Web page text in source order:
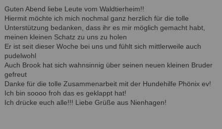
Guten Abend liebe Leute vom Waldtierheim!!
Hiermit möchte ich mich nochmal ganz herzlich für die tolle
Unterstützung bedanken, dass ihr es mir möglich gemacht habt,
meinen kleinen Schatz zu uns zu holen
Er ist seit dieser Woche bei uns und fühlt sich mittlerweile auch
pudelwohl
Auch Brook hat sich wahnsinnig über seinen neuen kleinen Bruder
gefreut
Danke für die tolle Zusammenarbeit mit der Hundehilfe Phönix ev!
Ich bin soooo froh das es geklappt hat!
Ich drücke euch alle!!! Liebe Grüße aus Nienhagen!